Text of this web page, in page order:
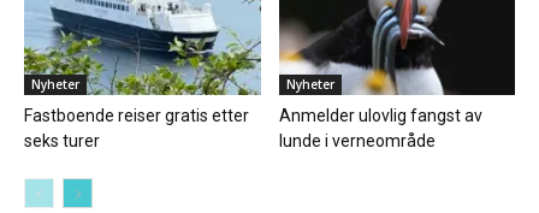
Nyheter
Fastboende reiser gratis etter
seks turer
Nyheter
Anmelder ulovlig fangst av
lunde i verneområde